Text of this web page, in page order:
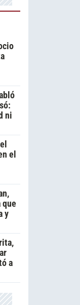
ni
el
que
y
a